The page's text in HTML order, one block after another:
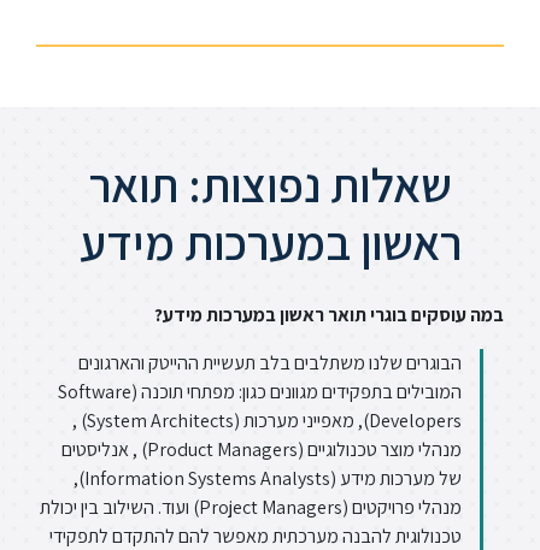
שאלות נפוצות: תואר
ראשון במערכות מידע
במה עוסקים בוגרי תואר ראשון במערכות מידע?
הבוגרים שלנו משתלבים בלב תעשיית ההייטק והארגונים
המובילים בתפקידים מגוונים כגון: מפתחי תוכנה (Software
Developers), מאפייני מערכות (System Architects) ,
מנהלי מוצר טכנולוגיים (Product Managers) , אנליסטים
של מערכות מידע (Information Systems Analysts),
מנהלי פרויקטים (Project Managers) ועוד. השילוב בין יכולת
טכנולוגית להבנה מערכתית מאפשר להם להתקדם לתפקידי